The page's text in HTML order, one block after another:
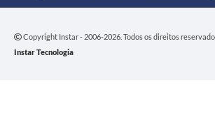
Copyright Instar - 2006-2026. Todos os direitos
Instar Tecnologia